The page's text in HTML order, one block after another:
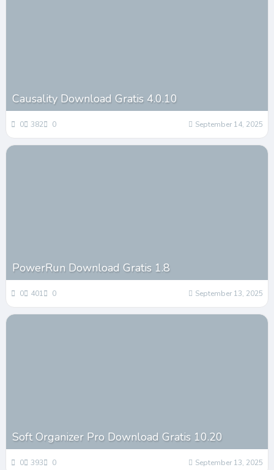
Causality Download Gratis 4.0.10
0 382 0 September 14, 2025
PowerRun Download Gratis 1.8
0 401 0 September 13, 2025
Soft Organizer Pro Download Gratis 10.20
0 393 0 September 13, 2025